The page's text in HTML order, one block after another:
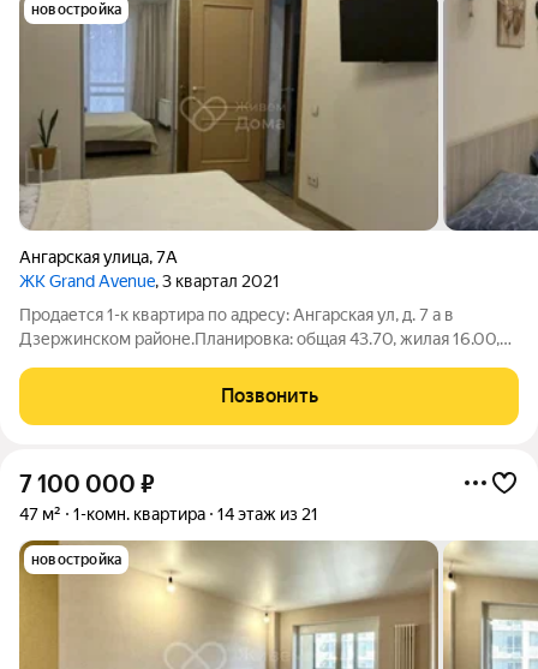
новостройка
Ангарская улица,7А
ЖК Grand Avenue, 3 квартал 2021
Продается 1-к квартира по адресу: Ангарская ул, д. 7 а в
Дзержинском районе.Планировка: общая 43.70, жилая 16.00,
потолки. Пластиковые окна. На полу ламинат. Есть
застекленная пластиком лоджия.При
Позвонить
7 100 000 ₽
47 м² 1-комн. квартира 14 этаж из 21
новостройка